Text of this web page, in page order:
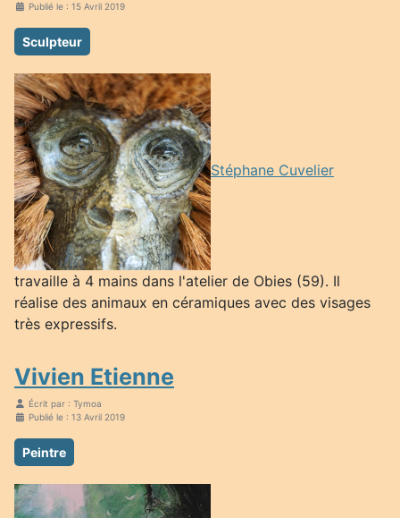
Publié le : 15 Avril 2019
Sculpteur
Stéphane Cuvelier
travaille à 4 mains dans l'atelier de Obies (59). Il
réalise des animaux en céramiques avec des visages
très expressifs.
Vivien Etienne
Écrit par : Tymoa
Publié le : 13 Avril 2019
Peintre